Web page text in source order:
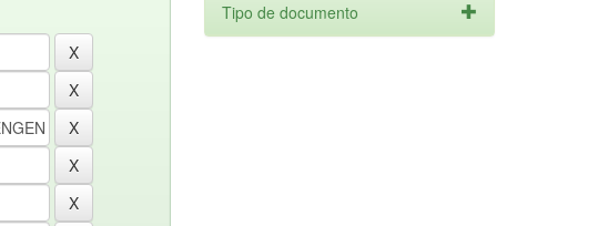
Tipo de documento